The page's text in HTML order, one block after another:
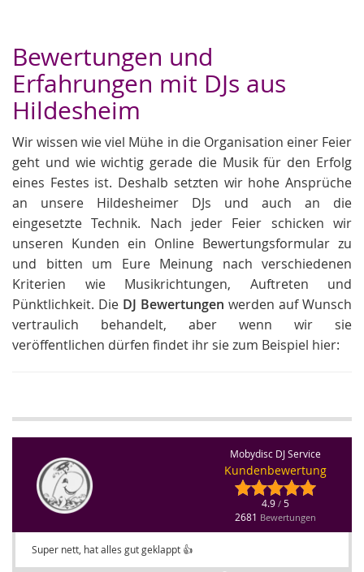
Bewertungen und
Erfahrungen mit DJs aus
Hildesheim
Wir wissen wie viel Mühe in die Organisation einer Feier
geht und wie wichtig gerade die Musik für den Erfolg
eines Festes ist. Deshalb setzten wir hohe Ansprüche
an unsere Hildesheimer DJs und auch an die
eingesetzte Technik. Nach jeder Feier schicken wir
unseren Kunden ein Online Bewertungsformular zu
und bitten um Eure Meinung nach verschiedenen
Kriterien wie Musikrichtungen, Auftreten und
Pünktlichkeit. Die DJ Bewertungen werden auf Wunsch
vertraulich behandelt, aber wenn wir sie
veröffentlichen dürfen findet ihr sie zum Beispiel hier:
Mobydisc DJ Service
Kundenbewertung
4.9 / 5
2681 Bewertungen
Super nett, hat alles gut geklappt 👍